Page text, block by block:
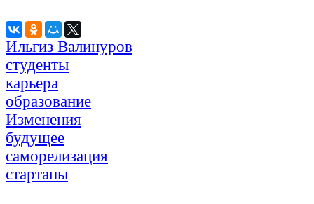
Ильгиз Валинуров
студенты
карьера
образование
Изменения
будущее
саморелизация
стартапы